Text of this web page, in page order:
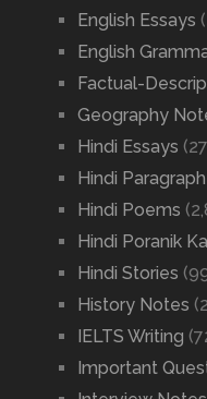
English Essays
English
Factual-
Geography
Hindi Essays
Hindi Paragraph
Hindi Poems
Hindi Poranik
Hindi Stories
History Notes
IELTS Writing
Important